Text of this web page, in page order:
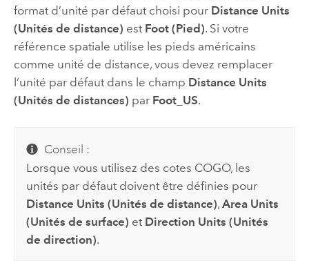
format d’unité par défaut choisi pour Distance Units
(Unités de distance) est Foot (Pied). Si votre
référence spatiale utilise les pieds américains
comme unité de distance, vous devez remplacer
l’unité par défaut dans le champ Distance Units
(Unités de distances) par Foot_US.
Conseil :
Lorsque vous utilisez des cotes COGO, les
unités par défaut doivent être définies pour
Distance Units (Unités de distance),Area Units
(Unités de surface) et Direction Units (Unités
de direction).